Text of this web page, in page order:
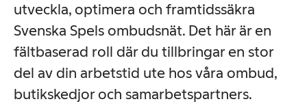
utveckla, optimera och framtidssäkra
Svenska Spels ombudsnät. Det här är en
fältbaserad roll där du tillbringar en stor
del av din arbetstid ute hos våra ombud,
butikskedjor och samarbetspartners.